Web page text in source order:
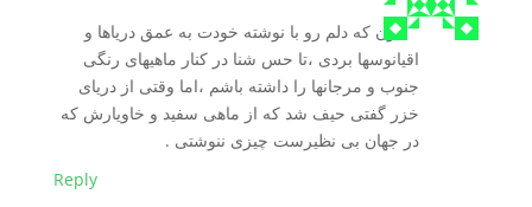
ممنون که دلم رو با نوشته خودت به عمق دریاها و
اقیانوسها بردی ،تا حس شنا در کنار ماهیهای رنگی
جنوب و مرجانها را داشته باشم ،اما وقتی از دریای
خزر گفتی حیف شد که از ماهی سفید و خاویارش که
در جهان بی نظیرست چیزی ننوشتی .
Reply